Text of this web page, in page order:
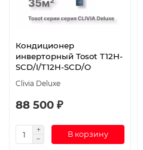
Кондиционер
инверторный Tosot T12H-
SCD/I/T12H-SCD/O
Clivia Deluxe
88 500 ₽
В корзину